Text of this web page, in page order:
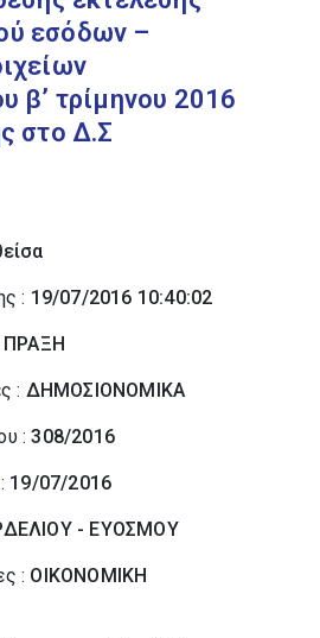
εσόδων –
β’ τρίμηνου 2016
στο Δ.Σ
: 19/07/2016 10:40:02
ΠΡΑΞΗ
: ΔΗΜΟΣΙΟΝΟΜΙΚΑ
:308/2016
19/07/2016
- ΕΥΟΣΜΟΥ
: ΟΙΚΟΝΟΜΙΚΗ